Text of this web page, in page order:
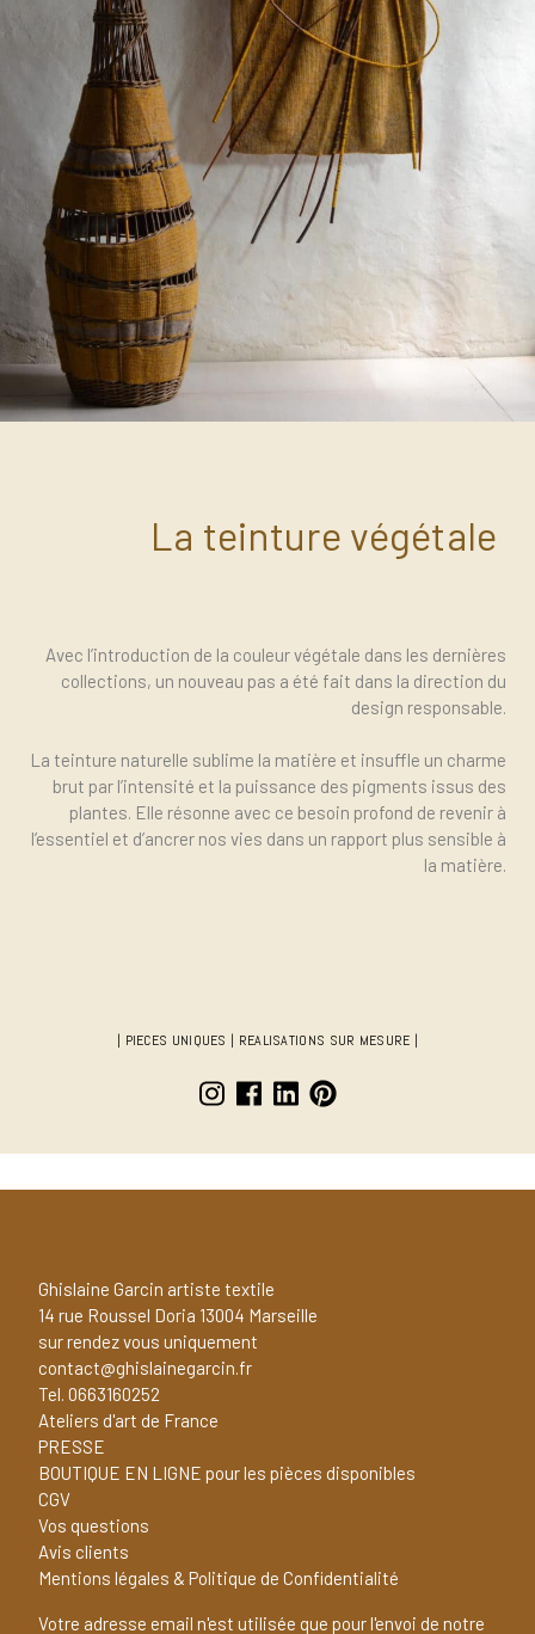
La teinture végétale
Avec l’introduction de la couleur végétale dans les dernières
collections, un nouveau pas a été fait dans la direction du
design responsable.
La teinture naturelle sublime la matière et insuffle un charme
brut par l’intensité et la puissance des pigments issus des
plantes. Elle résonne avec ce besoin profond de revenir à
l’essentiel et d’ancrer nos vies dans un rapport plus sensible à
la matière.
| PIECES UNIQUES | REALISATIONS SUR MESURE |
Ghislaine Garcin artiste textile
14 rue Roussel Doria 13004 Marseille
sur rendez vous uniquement
contact@ghislainegarcin.fr
Tel. 0663160252
Ateliers d'art de France
PRESSE
BOUTIQUE EN LIGNE pour les pièces disponibles
CGV
Vos questions
Avis clients
Mentions légales & Politique de Confidentialité
Votre adresse email n'est utilisée que pour l'envoi de notre